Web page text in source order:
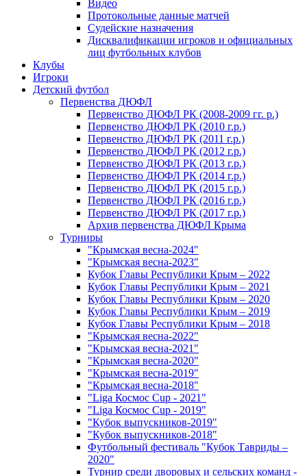
Видео
Протокольные данные матчей
Судейские назначения
Дисквалификации игроков и официальных
лиц футбольных клубов
Клубы
Игроки
Детский футбол
Первенства ДЮФЛ
Первенство ДЮФЛ РК (2008-2009 гг. р.)
Первенство ДЮФЛ РК (2010 г.р.)
Первенство ДЮФЛ РК (2011 г.р.)
Первенство ДЮФЛ РК (2012 г.р.)
Первенство ДЮФЛ РК (2013 г.р.)
Первенство ДЮФЛ РК (2014 г.р.)
Первенство ДЮФЛ РК (2015 г.р.)
Первенство ДЮФЛ РК (2016 г.р.)
Первенство ДЮФЛ РК (2017 г.р.)
Архив первенства ДЮФЛ Крыма
Турниры
"Крымская весна-2024"
"Крымская весна-2023"
Кубок Главы Республики Крым – 2022
Кубок Главы Республики Крым – 2021
Кубок Главы Республики Крым – 2020
Кубок Главы Республики Крым – 2019
Кубок Главы Республики Крым – 2018
"Крымская весна-2022"
"Крымская весна-2021"
"Крымская весна-2020"
"Крымская весна-2019"
"Крымская весна-2018"
"Liga Космос Cup - 2021"
"Liga Космос Cup - 2019"
"Кубок выпускников-2019"
"Кубок выпускников-2018"
Футбольный фестиваль "Кубок Тавриды –
2020"
Турнир среди дворовых и сельских команд -